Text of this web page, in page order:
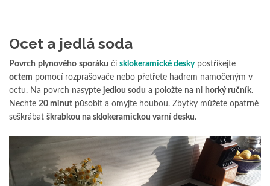
Ocet a jedlá soda
Povrch plynového sporáku či sklokeramické deskypostříkejte
octem pomocí rozprašovače nebo přetřete hadrem namočeným v
octu. Na povrch nasypte jedlou sodu a položte na ni horký ručník.
Nechte 20 minut působit a omyjte houbou. Zbytky můžete opatrně
seškrábat škrabkou na sklokeramickou varní desku.